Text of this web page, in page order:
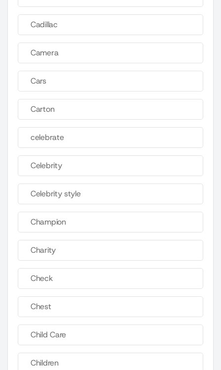
Cadillac
Camera
Cars
Carton
celebrate
Celebrity
Celebrity style
Champion
Charity
Check
Chest
Child Care
Children